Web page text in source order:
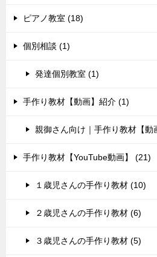
ピアノ教室 (18)
個別相談 (1)
発達個別教室 (1)
手作り教材【動画】紹介 (1)
親御さん向け｜手作り教材【動
手作り教材【YouTube動画】 (21)
１歳児さんの手作り教材 (10)
２歳児さんの手作り教材 (6)
３歳児さんの手作り教材 (5)